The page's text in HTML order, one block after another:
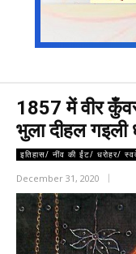
1857 में वीर
भुला दीहल गइली
इतिहास/ नींव की ईंट/ धरोहर/
December 31, 2020